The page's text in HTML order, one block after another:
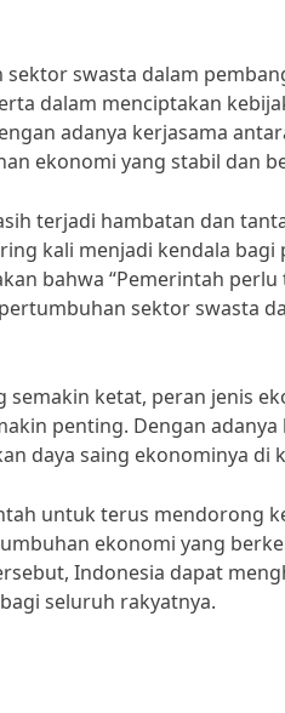
swasta dalam
dalam menciptakan
adanya kerjasama
ekonomi yang stabil dan
terjadi hambatan dan
kali menjadi kendala bagi
bahwa “Pemerintah
sektor swasta
ketat, peran jenis
penting. Dengan
daya saing ekonominya di
untuk terus mendorong
ekonomi yang
Indonesia dapat
seluruh rakyatnya.